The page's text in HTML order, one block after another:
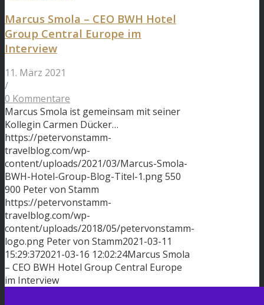
Marcus Smola – CEO BWH Hotel
Group Central Europe im
Interview
11. März 2021
/
0 Kommentare
Marcus Smola ist gemeinsam mit seiner
Kollegin Carmen Dücker…
https://petervonstamm-
travelblog.com/wp-
content/uploads/2021/03/Marcus-Smola-
BWH-Hotel-Group-Blog-Titel-1.png550
900 Peter von Stamm
https://petervonstamm-
travelblog.com/wp-
content/uploads/2018/05/petervonstamm-
logo.png Peter von Stamm2021-03-11
15:29:372021-03-16 12:02:24Marcus Smola
– CEO BWH Hotel Group Central Europe
im Interview